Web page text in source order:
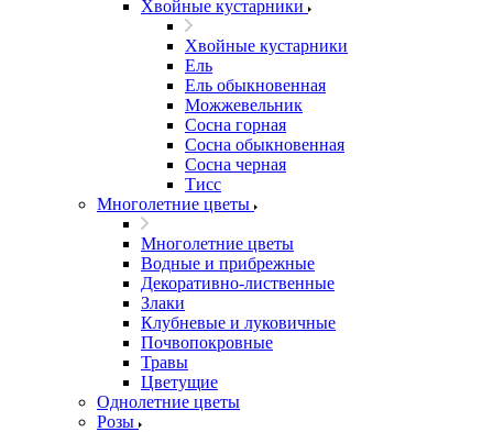
Хвойные кустарники
Хвойные кустарники
Ель
Ель обыкновенная
Можжевельник
Сосна горная
Сосна обыкновенная
Сосна черная
Тисс
Многолетние цветы
Многолетние цветы
Водные и прибрежные
Декоративно-лиственные
Злаки
Клубневые и луковичные
Почвопокровные
Травы
Цветущие
Однолетние цветы
Розы